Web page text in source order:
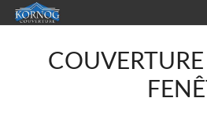
Aller
au
KORNOG
Couverture